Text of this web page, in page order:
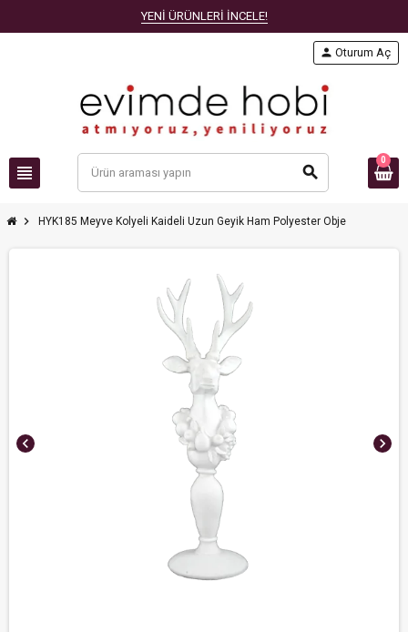
YENİ ÜRÜNLERİ İNCELE!
view_headline search
person Oturum Aç
0
chevron_right HYK185 Meyve Kolyeli Kaideli Uzun Geyik Ham Polyester Obje
chevron_left chevron_right